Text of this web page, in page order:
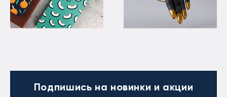
Подпишись на новинки и акции